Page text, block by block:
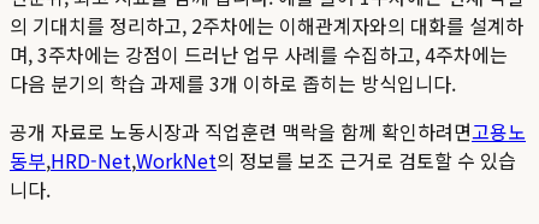
의 기대치를 정리하고, 2주차에는 이해관계자와의 대화를 설계하
며, 3주차에는 강점이 드러난 업무 사례를 수집하고, 4주차에는
다음 분기의 학습 과제를 3개 이하로 좁히는 방식입니다.
공개 자료로 노동시장과 직업훈련 맥락을 함께 확인하려면고용노
동부,HRD-Net,WorkNet의 정보를 보조 근거로 검토할 수 있습
니다.